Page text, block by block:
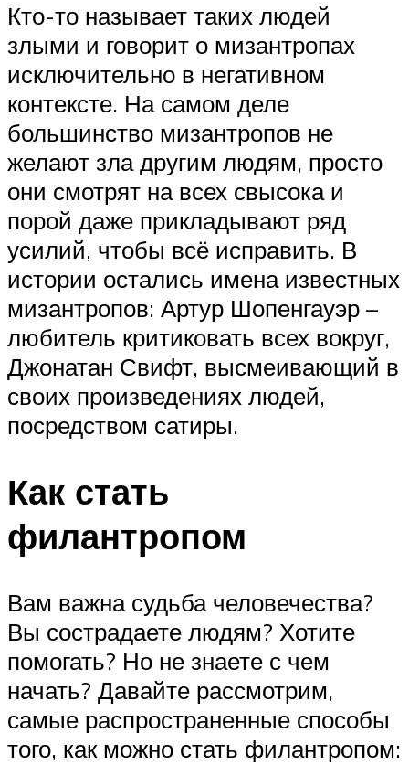
Кто-то называет таких людей
злыми и говорит о мизантропах
исключительно в негативном
контексте. На самом деле
большинство мизантропов не
желают зла другим людям, просто
они смотрят на всех свысока и
порой даже прикладывают ряд
усилий, чтобы всё исправить. В
истории остались имена известных
мизантропов: Артур Шопенгауэр –
любитель критиковать всех вокруг,
Джонатан Свифт, высмеивающий в
своих произведениях людей,
посредством сатиры.
Как стать
филантропом
Вам важна судьба человечества?
Вы сострадаете людям? Хотите
помогать? Но не знаете с чем
начать? Давайте рассмотрим,
самые распространенные способы
того, как можно стать филантропом: